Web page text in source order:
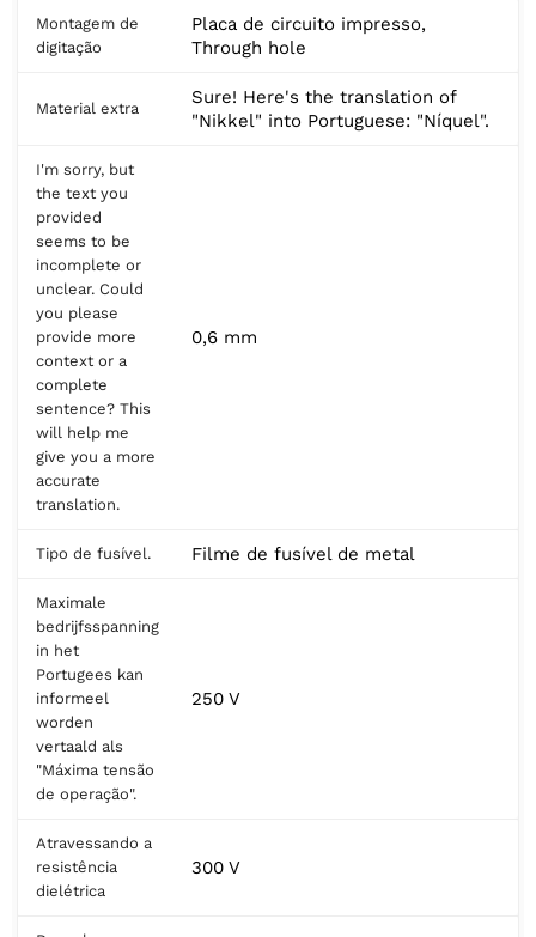
Montagem de
digitação
Placa de circuito impresso,
Through hole
Material extra
Sure! Here's the translation of
"Nikkel" into Portuguese: "Níquel".
I'm sorry, but
the text you
provided
seems to be
incomplete or
unclear. Could
you please
provide more
context or a
complete
sentence? This
will help me
give you a more
accurate
translation.
0,6 mm
Tipo de fusível. Filme de fusível de metal
Maximale
bedrijfsspanning
in het
Portugees kan
informeel
worden
vertaald als
"Máxima tensão
de operação".
250 V
Atravessando a
resistência
dielétrica
300 V